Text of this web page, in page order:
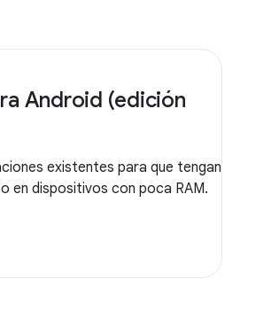
Android (edición
existentes para que tengan
en dispositivos con poca RAM.